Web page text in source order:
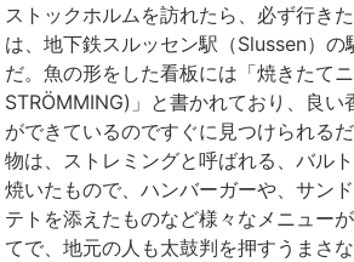
ストックホルムを訪れたら、必ず行き
は、地下鉄スルッセン駅（Slussen）の
だ。魚の形をした看板には「焼きたて
STRÖMMING)」と書かれており、良い
ができているのですぐに見つけられる
物は、ストレミングと呼ばれる、バル
焼いたもので、ハンバーガーや、サン
テトを添えたものなど様々なメニュー
てで、地元の人も太鼓判を押すうまさ